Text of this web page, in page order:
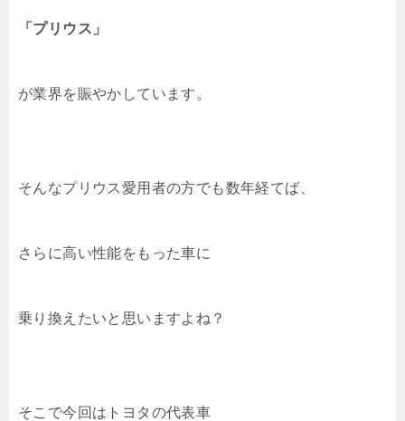
「プリウス」
が業界を賑やかしています。
そんなプリウス愛用者の方でも数年経てば、
さらに高い性能をもった車に
乗り換えたいと思いますよね？
そこで今回はトヨタの代表車